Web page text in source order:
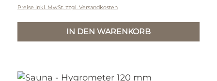
Preise inkl. MwSt. zzgl. Versandkosten
IN DEN WARENKORB